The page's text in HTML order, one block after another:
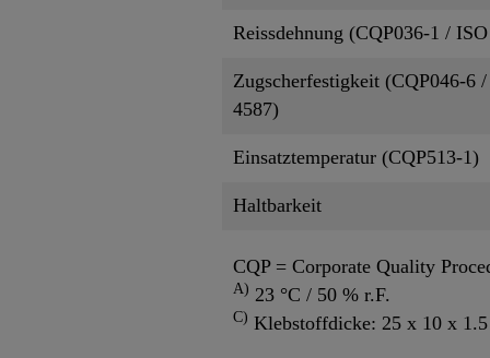
Reissdehnung (CQP036-1 /
Zugscherfestigkeit (CQP046-6
4587)
Einsatztemperatur (CQP513-1)
Haltbarkeit
CQP = Corporate Quality
A) 23 °C / 50 % r.F.
C) Klebstoffdicke: 25 x 10 x